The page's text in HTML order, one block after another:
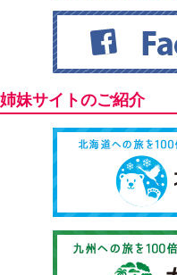
姉妹サイトのご紹介